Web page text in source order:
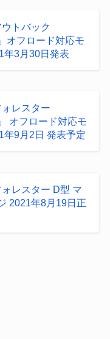
トバック
オフロード対応モ
年3月30日発表
レスター
オフロード対応モ
年9月2日 発表予定
レスター D型 マ
2021年8月19日正